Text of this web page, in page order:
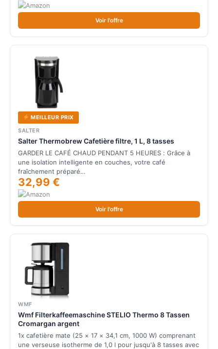
Voir l'offre
MEILLEUR PRIX
SALTER
Salter Thermobrew Cafetière filtre, 1 L, 8 tasses
GARDER LE CAFÉ CHAUD PENDANT 5 HEURES : Grâce à
une isolation intelligente en couches, votre café
fraîchement préparé…
32,99 €
Voir l'offre
WMF
Wmf Filterkaffeemaschine STELIO Thermo 8 Tassen
Cromargan argent
1x cafetière mate (25 × 17 × 34,1 cm, 1000 W) comprenant
une verseuse isotherme de 1,0 l pour jusqu'à 8 tasses avec